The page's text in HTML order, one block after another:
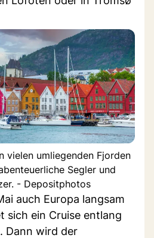
vielen umliegenden Fjorden
Segler und
- Depositphotos
auch Europa langsam
sich ein Cruise entlang
Dann wird der